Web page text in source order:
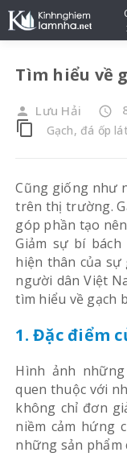
Tìm hiểu về
person Lưu Hải access_time
content_copy Gạch, đá ốp lát
Cũng giống như
trên thị trường.
góp phần tạo
Giảm sự bí
hiện thân của sự
người dân Việt
tìm hiểu về gạch
1. Đặc điểm
Hình ảnh
quen thuộc với
không chỉ đơn
niềm cảm hứng
những sản phẩm